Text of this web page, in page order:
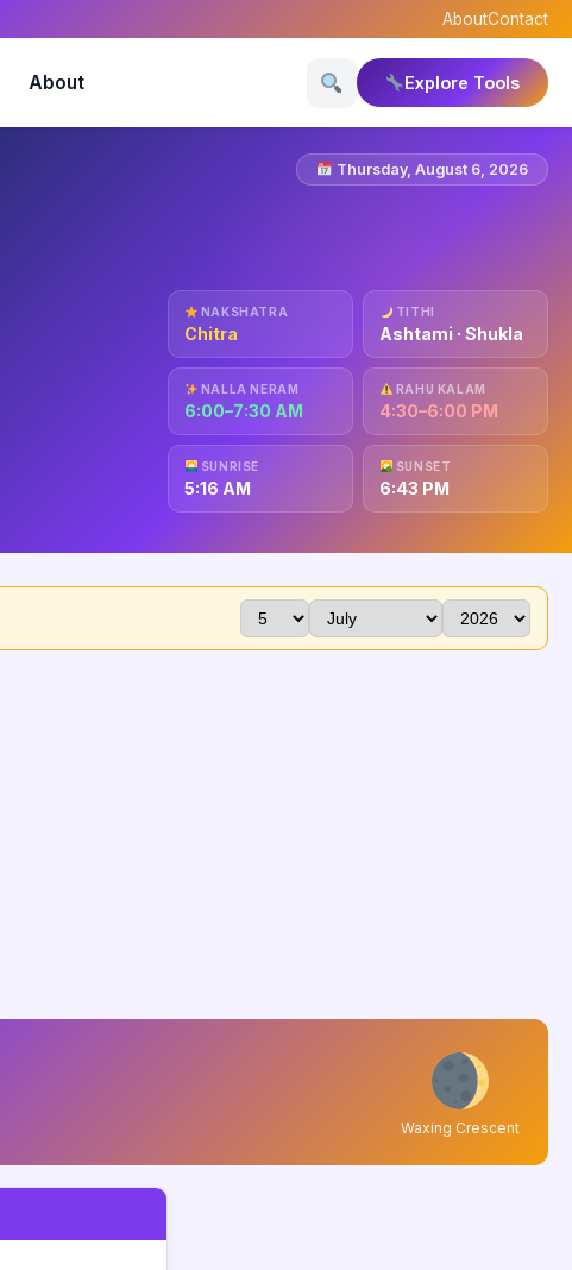
AboutContact
About Explore Tools
Thursday, August 6, 2026
NAKSHATRA
Chitra
TITHI
Ashtami · Shukla
NALLA NERAM
6:00–7:30 AM
RAHU KALAM
4:30–6:00 PM
SUNRISE
5:16 AM
SUNSET
6:43 PM
Waxing Crescent